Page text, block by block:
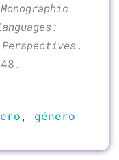
Monographic
.
, género